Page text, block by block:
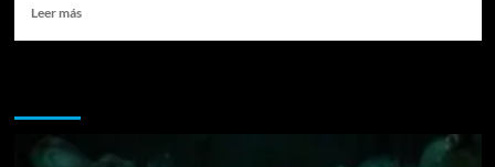
Leer másLeer
The
El